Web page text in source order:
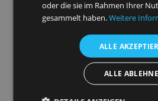
Bezahlen Sie nur
erhalten kaum
Ausland, spielen die
eine geringere Rolle.
häufig Geld, kann